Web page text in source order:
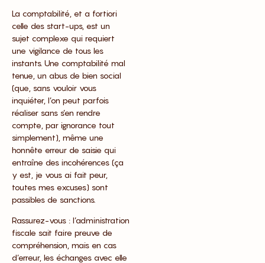
La comptabilité, et a fortiori
celle des start-ups, est un
sujet complexe qui requiert
une vigilance de tous les
instants. Une comptabilité mal
tenue, un abus de bien social
(que, sans vouloir vous
inquiéter, l’on peut parfois
réaliser sans s’en rendre
compte, par ignorance tout
simplement), même une
honnête erreur de saisie qui
entraîne des incohérences (ça
y est, je vous ai fait peur,
toutes mes excuses) sont
passibles de sanctions.
Rassurez-vous : l’administration
fiscale sait faire preuve de
compréhension, mais en cas
d’erreur, les échanges avec elle